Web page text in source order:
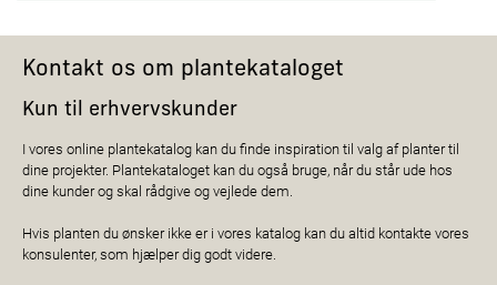
Kontakt os om plantekataloget
Kun til erhvervskunder
I vores online plantekatalog kan du finde inspiration til valg af planter til
dine projekter. Plantekataloget kan du også bruge, når du står ude hos
dine kunder og skal rådgive og vejlede dem.
Hvis planten du ønsker ikke er i vores katalog kan du altid kontakte vores
konsulenter, som hjælper dig godt videre.